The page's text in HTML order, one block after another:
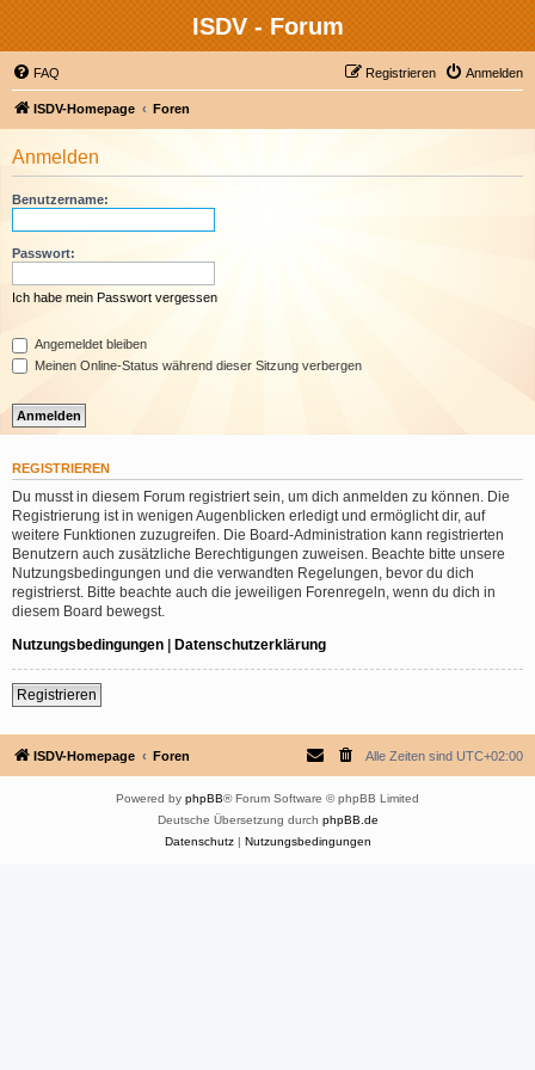
ISDV - Forum
FAQ Anmelden
Registrieren
ISDV-Homepage Foren
Anmelden
Benutzername:
Passwort:
Ich habe mein Passwort vergessen
Angemeldet bleiben
Meinen Online-Status während dieser Sitzung verbergen
REGISTRIEREN
Du musst in diesem Forum registriert sein, um dich anmelden zu können. Die
Registrierung ist in wenigen Augenblicken erledigt und ermöglicht dir, auf
weitere Funktionen zuzugreifen. Die Board-Administration kann registrierten
Benutzern auch zusätzliche Berechtigungen zuweisen. Beachte bitte unsere
Nutzungsbedingungen und die verwandten Regelungen, bevor du dich
registrierst. Bitte beachte auch die jeweiligen Forenregeln, wenn du dich in
diesem Board bewegst.
Nutzungsbedingungen | Datenschutzerklärung
Registrieren
ISDV-Homepage Foren Alle Zeiten sind UTC+02:00
Powered by phpBB® Forum Software © phpBB Limited
Deutsche Übersetzung durch phpBB.de
Datenschutz| Nutzungsbedingungen